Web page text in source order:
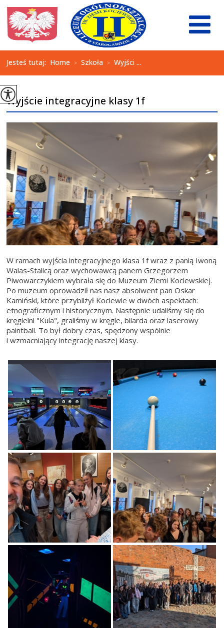
Jesteś tutaj: Home > Szkoła > Wyjści ...
Wyjście integracyjne klasy 1f
W ramach wyjścia integracyjnego klasa 1f wraz z panią Iwoną
Walas-Stalicą oraz wychowawcą panem Grzegorzem
Piwowarczykiem wybrała się do Muzeum Ziemi Kociewskiej.
Po muzeum oprowadził nas nasz absolwent pan Oskar
Kamiński, które przybliżył Kociewie w dwóch aspektach:
etnograficznym i historycznym. Następnie udaliśmy się do
kręgielni "Kula", graliśmy w kręgle, bilarda oraz laserowy
paintball. To był dobry czas, spędzony wspólnie
i wzmacniający integrację naszej klasy.